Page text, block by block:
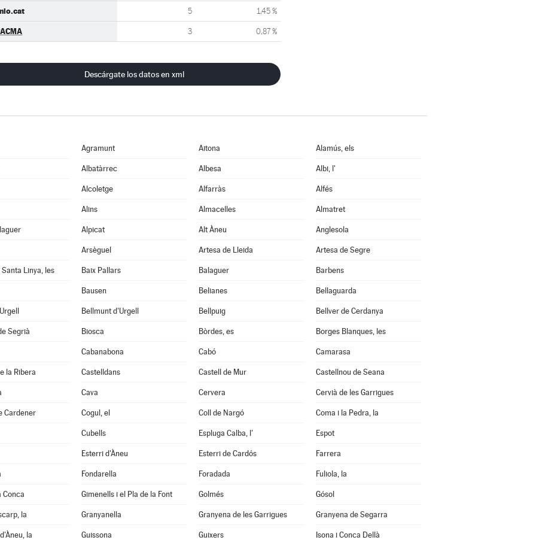
5 1,45 %
3 0,87 %
Descárgate los datos en xml
Agramunt Aitona Alamús, els
Albatàrrec Albesa Albi, l'
Alcoletge Alfarràs Alfés
Alins Almacelles Almatret
Alpicat Alt Àneu Anglesola
Arsèguel Artesa de Lleida Artesa de Segre
Linya, les Baix Pallars Balaguer Barbens
Bausen Belianes Bellaguarda
Bellmunt d'Urgell Bellpuig Bellver de Cerdanya
Segrià Biosca Bòrdes, es Borges Blanques, les
Cabanabona Cabó Camarasa
la Ribera Castelldans Castell de Mur Castellnou de Seana
Cava Cervera Cervià de les Garrigues
Cardener Cogul, el Coll de Nargó Coma i la Pedra, la
Cubells Espluga Calba, l' Espot
Esterri d'Àneu Esterri de Cardós Farrera
Fondarella Foradada Fuliola, la
Conca Gimenells i el Pla de la Font Golmés Gósol
la Granyanella Granyena de les Garrigues Granyena de Segarra
la Guissona Guixers Isona i Conca Dellà